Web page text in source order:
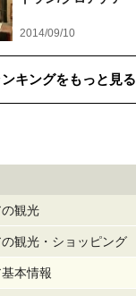
2014/09/10
ンキングをもっと見る
観光
観光・ショッピング
本情報